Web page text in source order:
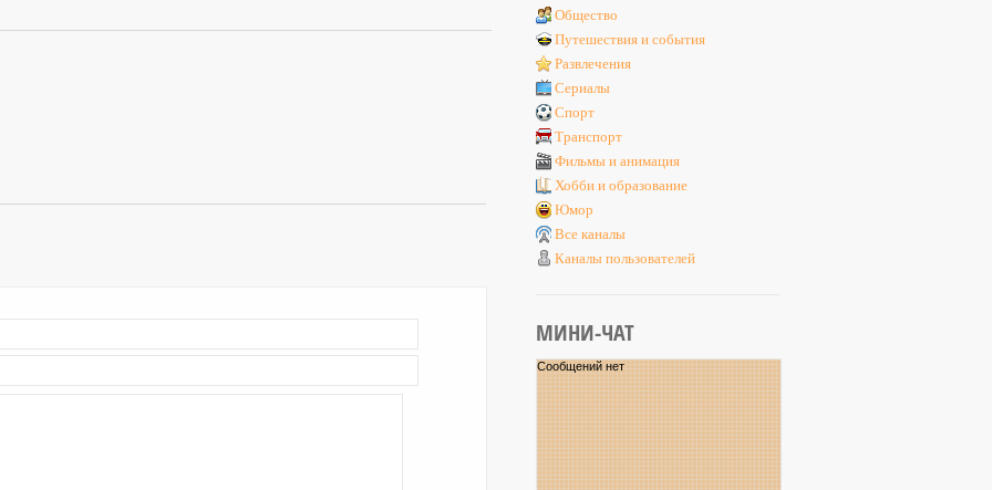
Общество
Путешествия и события
Развлечения
Сериалы
Спорт
Транспорт
Фильмы и анимация
Хобби и образование
Юмор
Все каналы
Каналы пользователей
МИНИ-ЧАТ